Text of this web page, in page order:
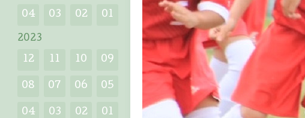
04 03 02 01
2023
12 11 10 09
08 07 06 05
04 03 02 01